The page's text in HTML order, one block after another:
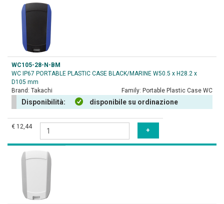
WC105-28-N-BM
WC IP67 PORTABLE PLASTIC CASE BLACK/MARINE W50.5 x H28.2 x
D105 mm
Brand: Takachi Family: Portable Plastic Case WC
Disponibilità: disponibile su ordinazione
€ 12,44